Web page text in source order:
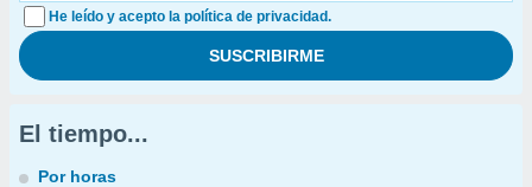
He leído y acepto la política de privacidad.
El tiempo...
Por horas